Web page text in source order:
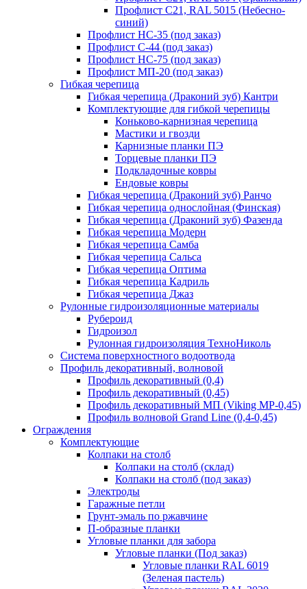
Профлист С21, RAL 5015 (Небесно-
синий)
Профлист НС-35 (под заказ)
Профлист С-44 (под заказ)
Профлист НС-75 (под заказ)
Профлист МП-20 (под заказ)
Гибкая черепица
Гибкая черепица (Драконий зуб) Кантри
Комплектующие для гибкой черепицы
Коньково-карнизная черепица
Мастики и гвозди
Карнизные планки ПЭ
Торцевые планки ПЭ
Подкладочные ковры
Ендовые ковры
Гибкая черепица (Драконий зуб) Ранчо
Гибкая черепица однослойная (Финская)
Гибкая черепица (Драконий зуб) Фазенда
Гибкая черепица Модерн
Гибкая черепица Самба
Гибкая черепица Сальса
Гибкая черепица Оптима
Гибкая черепица Кадриль
Гибкая черепица Джаз
Рулонные гидроизоляционные материалы
Рубероид
Гидроизол
Рулонная гидроизоляция ТехноНиколь
Система поверхностного водоотвода
Профиль декоративный, волновой
Профиль декоративный (0,4)
Профиль декоративный (0,45)
Профиль декоративный МП (Viking MP-0,45)
Профиль волновой Grand Line (0,4-0,45)
Ограждения
Комплектующие
Колпаки на столб
Колпаки на столб (склад)
Колпаки на столб (под заказ)
Электроды
Гаражные петли
Грунт-эмаль по ржавчине
П-образные планки
Угловые планки для забора
Угловые планки (Под заказ)
Угловые планки RAL 6019
(Зеленая пастель)